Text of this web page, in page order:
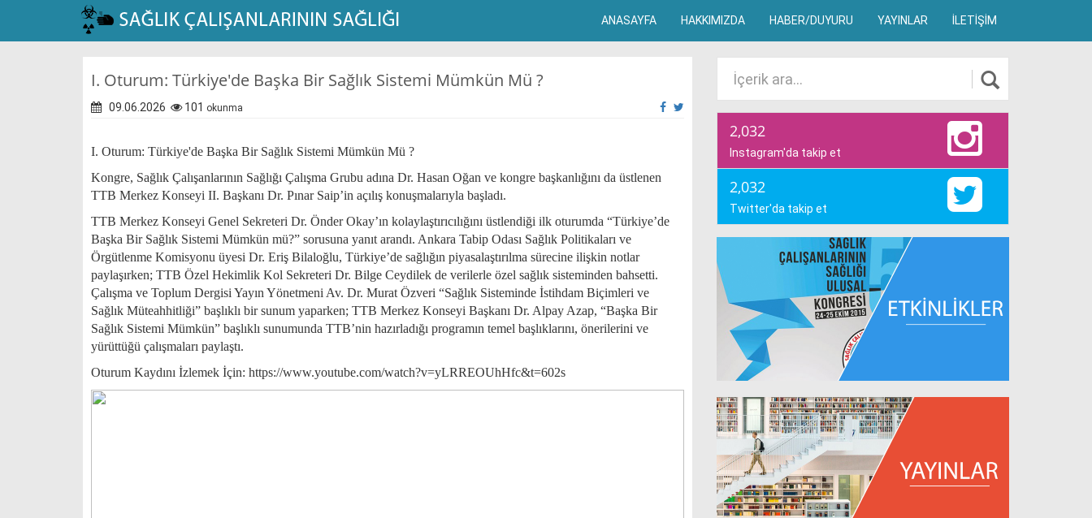
ANASAYFA HAKKIMIZDA HABER/DUYURU YAYINLAR İLETİŞİM
I. Oturum: Türkiye'de Başka Bir Sağlık Sistemi Mümkün Mü ?
09.06.2026 101 okunma
I. Oturum: Türkiye'de Başka Bir Sağlık Sistemi Mümkün Mü ?
Kongre, Sağlık Çalışanlarının Sağlığı Çalışma Grubu adına Dr. Hasan Oğan ve kongre başkanlığını da üstlenen
TTB Merkez Konseyi II. Başkanı Dr. Pınar Saip’in açılış konuşmalarıyla başladı.
TTB Merkez Konseyi Genel Sekreteri Dr. Önder Okay’ın kolaylaştırıcılığını üstlendiği ilk oturumda “Türkiye’de
Başka Bir Sağlık Sistemi Mümkün mü?” sorusuna yanıt arandı. Ankara Tabip Odası Sağlık Politikaları ve
Örgütlenme Komisyonu üyesi Dr. Eriş Bilaloğlu, Türkiye’de sağlığın piyasalaştırılma sürecine ilişkin notlar
paylaşırken; TTB Özel Hekimlik Kol Sekreteri Dr. Bilge Ceydilek de verilerle özel sağlık sisteminden bahsetti.
Çalışma ve Toplum Dergisi Yayın Yönetmeni Av. Dr. Murat Özveri “Sağlık Sisteminde İstihdam Biçimleri ve
Sağlık Müteahhitliği” başlıklı bir sunum yaparken; TTB Merkez Konseyi Başkanı Dr. Alpay Azap, “Başka Bir
Sağlık Sistemi Mümkün” başlıklı sunumunda TTB’nin hazırladığı programın temel başlıklarını, önerilerini ve
yürüttüğü çalışmaları paylaştı.
Oturum Kaydını İzlemek İçin: https://www.youtube.com/watch?v=yLRREOUhHfc&t=602s
2,032
Instagram'da takip et
2,032
Twitter'da takip et